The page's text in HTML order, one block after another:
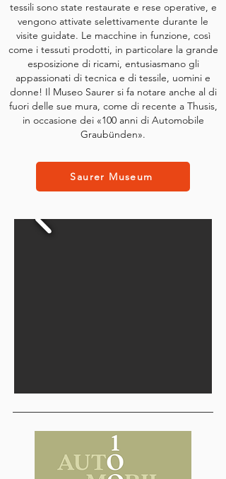
tessili sono state restaurate e rese operative, e
vengono attivate selettivamente durante le
visite guidate. Le macchine in funzione, così
come i tessuti prodotti, in particolare la grande
esposizione di ricami, entusiasmano gli
appassionati di tecnica e di tessile, uomini e
donne! Il Museo Saurer si fa notare anche al di
fuori delle sue mura, come di recente a Thusis,
in occasione dei «100 anni di Automobile
Graubünden».
Saurer Museum